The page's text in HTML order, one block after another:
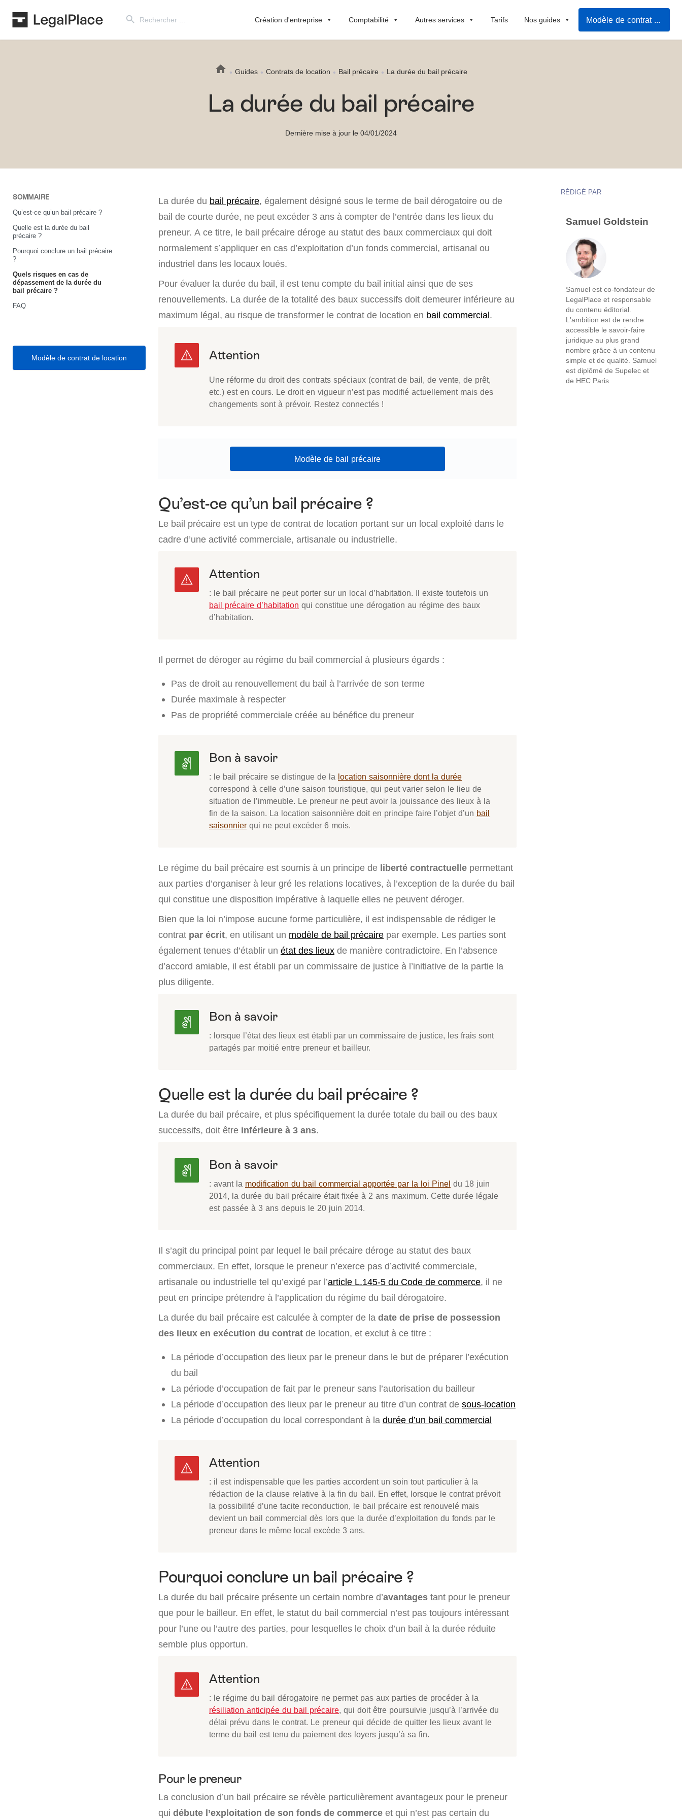
for:
Création d'entreprise Comptabilité Autres services Tarifs Nos guides Modèle de contrat de location
Guides Contrats de location Bail précaire La durée du bail précaire
La durée du bail précaire
Dernière mise à jour le 04/01/2024
SOMMAIRE
Qu’est-ce qu’un bail précaire ?
Quelle est la durée du bail
précaire ?
Pourquoi conclure un bail précaire
?
Quels risques en cas de
dépassement de la durée du
bail précaire ?
FAQ
Modèle de contrat de location
La durée du bail précaire, également désigné sous le terme de bail dérogatoire ou de
bail de courte durée, ne peut excéder 3 ans à compter de l’entrée dans les lieux du
preneur. A ce titre, le bail précaire déroge au statut des baux commerciaux qui doit
normalement s’appliquer en cas d’exploitation d’un fonds commercial, artisanal ou
industriel dans les locaux loués.
Pour évaluer la durée du bail, il est tenu compte du bail initial ainsi que de ses
renouvellements. La durée de la totalité des baux successifs doit demeurer inférieure au
maximum légal, au risque de transformer le contrat de location en bail commercial.
Une réforme du droit des contrats spéciaux (contrat de bail, de vente, de prêt,
etc.) est en cours. Le droit en vigueur n’est pas modifié actuellement mais des
changements sont à prévoir. Restez connectés !
Modèle de bail précaire
Qu’est-ce qu’un bail précaire ?
Le bail précaire est un type de contrat de location portant sur un local exploité dans le
cadre d’une activité commerciale, artisanale ou industrielle.
Attention
: le bail précaire ne peut porter sur un local d’habitation. Il existe toutefois un
bail précaire d’habitation qui constitue une dérogation au régime des baux
d’habitation.
Il permet de déroger au régime du bail commercial à plusieurs égards :
Pas de droit au renouvellement du bail à l’arrivée de son terme
Durée maximale à respecter
Pas de propriété commerciale créée au bénéfice du preneur
Bon à savoir
: le bail précaire se distingue de la location saisonnière dont la durée
correspond à celle d’une saison touristique, qui peut varier selon le lieu de
situation de l’immeuble. Le preneur ne peut avoir la jouissance des lieux à la
fin de la saison. La location saisonnière doit en principe faire l’objet d’un bail
saisonnier qui ne peut excéder 6 mois.
Le régime du bail précaire est soumis à un principe de liberté contractuelle permettant
aux parties d’organiser à leur gré les relations locatives, à l’exception de la durée du bail
qui constitue une disposition impérative à laquelle elles ne peuvent déroger.
Bien que la loi n’impose aucune forme particulière, il est indispensable de rédiger le
contrat par écrit, en utilisant un modèle de bail précaire par exemple. Les parties sont
également tenues d’établir un état des lieux de manière contradictoire. En l’absence
d’accord amiable, il est établi par un commissaire de justice à l’initiative de la partie la
plus diligente.
Bon à savoir
: lorsque l’état des lieux est établi par un commissaire de justice, les frais sont
partagés par moitié entre preneur et bailleur.
Quelle est la durée du bail précaire ?
La durée du bail précaire, et plus spécifiquement la durée totale du bail ou des baux
successifs, doit être inférieure à 3 ans.
Bon à savoir
: avant la modification du bail commercial apportée par la loi Pinel du 18 juin
2014, la durée du bail précaire était fixée à 2 ans maximum. Cette durée légale
est passée à 3 ans depuis le 20 juin 2014.
Il s’agit du principal point par lequel le bail précaire déroge au statut des baux
commerciaux. En effet, lorsque le preneur n’exerce pas d’activité commerciale,
artisanale ou industrielle tel qu’exigé par l’article L.145-5 du Code de commerce, il ne
peut en principe prétendre à l’application du régime du bail dérogatoire.
La durée du bail précaire est calculée à compter de la date de prise de possession
des lieux en exécution du contrat de location, et exclut à ce titre :
La période d’occupation des lieux par le preneur dans le but de préparer l’exécution
du bail
La période d’occupation de fait par le preneur sans l’autorisation du bailleur
La période d’occupation des lieux par le preneur au titre d’un contrat de sous-location
La période d’occupation du local correspondant à la durée d’un bail commercial
Attention
: il est indispensable que les parties accordent un soin tout particulier à la
rédaction de la clause relative à la fin du bail. En effet, lorsque le contrat prévoit
la possibilité d’une tacite reconduction, le bail précaire est renouvelé mais
devient un bail commercial dès lors que la durée d’exploitation du fonds par le
preneur dans le même local excède 3 ans.
Pourquoi conclure un bail précaire ?
La durée du bail précaire présente un certain nombre d’avantages tant pour le preneur
que pour le bailleur. En effet, le statut du bail commercial n’est pas toujours intéressant
pour l’une ou l’autre des parties, pour lesquelles le choix d’un bail à la durée réduite
semble plus opportun.
Attention
: le régime du bail dérogatoire ne permet pas aux parties de procéder à la
résiliation anticipée du bail précaire, qui doit être poursuivie jusqu’à l’arrivée du
délai prévu dans le contrat. Le preneur qui décide de quitter les lieux avant le
terme du bail est tenu du paiement des loyers jusqu’à sa fin.
Pour le preneur
La conclusion d’un bail précaire se révèle particulièrement avantageux pour le preneur
qui débute l’exploitation de son fonds de commerce et qui n’est pas certain du
RÉDIGÉ PAR
Samuel Goldstein
Samuel est co-fondateur de
LegalPlace et responsable
du contenu éditorial.
L'ambition est de rendre
accessible le savoir-faire
juridique au plus grand
nombre grâce à un contenu
simple et de qualité. Samuel
est diplômé de Supelec et
de HEC Paris